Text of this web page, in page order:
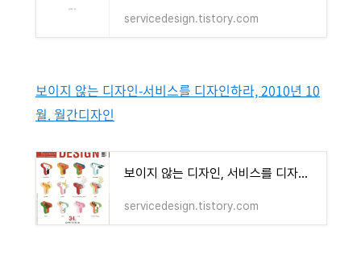
servicedesign.tistory.com
보이지 않는 디자인-서비스를 디자인하라, 2010년 10
월. 월간디자인
보이지 않는 디자인, 서비스를 디자인하라 - 2010년 10월호 월간디자인 특집. 창간 34주년 기념호
servicedesign.tistory.com